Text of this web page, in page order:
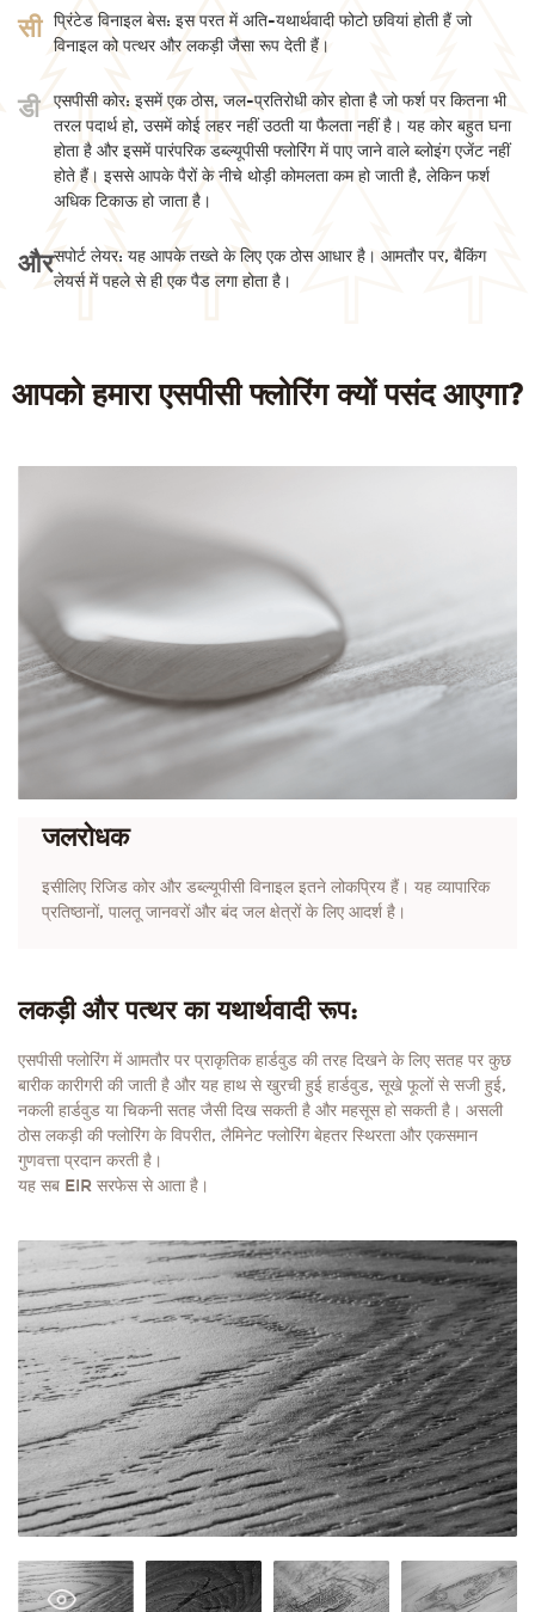
सी प्रिंटेड विनाइल बेस: इस परत में अति-यथार्थवादी फोटो छवियां होती हैं जो
विनाइल को पत्थर और लकड़ी जैसा रूप देती हैं।
डी
एसपीसी कोर: इसमें एक ठोस, जल-प्रतिरोधी कोर होता है जो फर्श पर कितना भी
तरल पदार्थ हो, उसमें कोई लहर नहीं उठती या फैलता नहीं है। यह कोर बहुत घना
होता है और इसमें पारंपरिक डब्ल्यूपीसी फ्लोरिंग में पाए जाने वाले ब्लोइंग एजेंट नहीं
होते हैं। इससे आपके पैरों के नीचे थोड़ी कोमलता कम हो जाती है, लेकिन फर्श
अधिक टिकाऊ हो जाता है।
औरसपोर्ट लेयर: यह आपके तख्ते के लिए एक ठोस आधार है। आमतौर पर, बैकिंग
लेयर्स में पहले से ही एक पैड लगा होता है।
आपको हमारा एसपीसी फ्लोरिंग क्यों पसंद आएगा?
जलरोधक
इसीलिए रिजिड कोर और डब्ल्यूपीसी विनाइल इतने लोकप्रिय हैं। यह व्यापारिक
प्रतिष्ठानों, पालतू जानवरों और बंद जल क्षेत्रों के लिए आदर्श है।
लकड़ी और पत्थर का यथार्थवादी रूप:
एसपीसी फ्लोरिंग में आमतौर पर प्राकृतिक हार्डवुड की तरह दिखने के लिए सतह पर कुछ
बारीक कारीगरी की जाती है और यह हाथ से खुरची हुई हार्डवुड, सूखे फूलों से सजी हुई,
नकली हार्डवुड या चिकनी सतह जैसी दिख सकती है और महसूस हो सकती है। असली
ठोस लकड़ी की फ्लोरिंग के विपरीत, लैमिनेट फ्लोरिंग बेहतर स्थिरता और एकसमान
गुणवत्ता प्रदान करती है।
यह सब EIR सरफेस से आता है।